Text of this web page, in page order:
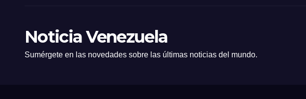
Noticia Venezuela
Sumérgete en las novedades sobre las últimas noticias del mundo.